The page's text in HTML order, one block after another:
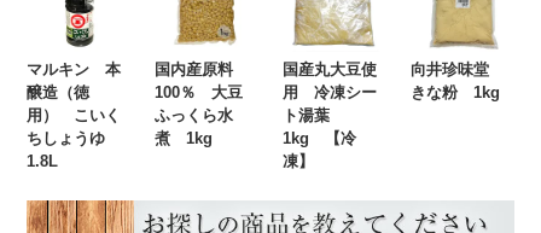
マルキン 本
醸造（徳
用） こいく
ちしょうゆ
1.8L
国内産原料
100％ 大豆
ふっくら水
煮 1kg
国産丸大豆使
用 冷凍シー
ト湯葉
1kg 【冷
凍】
向井珍味堂
きな粉 1kg